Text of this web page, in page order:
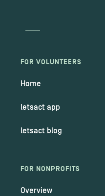
FOR VOLUNTEERS
Home
letsact app
letsact blog
FOR NONPROFITS
Overview